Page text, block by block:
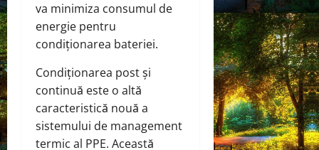
va minimiza consumul de
energie pentru
condiționarea bateriei.
Condiționarea post și
continuă este o altă
caracteristică nouă a
sistemului de management
termic al PPE. Această